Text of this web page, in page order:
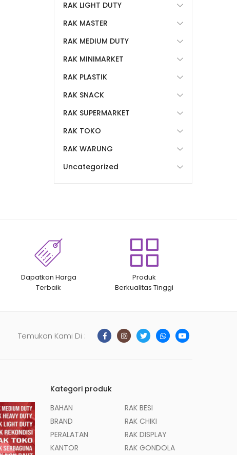
RAK LIGHT DUTY
RAK MASTER
RAK MEDIUM DUTY
RAK MINIMARKET
RAK PLASTIK
RAK SNACK
RAK SUPERMARKET
RAK TOKO
RAK WARUNG
Uncategorized
Dapatkan Harga
Terbaik
Produk
Berkualitas Tinggi
Temukan Kami Di :
Kategori produk
BAHAN
BRAND
PERALATAN
KANTOR
RAK BESI
RAK CHIKI
RAK DISPLAY
RAK GONDOLA